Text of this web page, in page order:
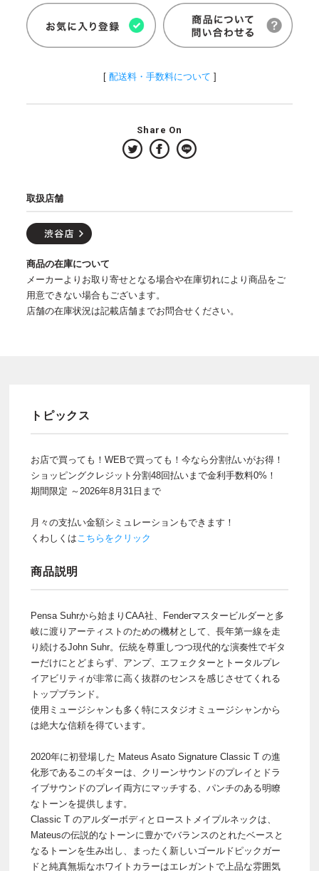
[ 配送料・手数料について ]
Share On
取扱店舗
商品の在庫について
メーカーよりお取り寄せとなる場合や在庫切れにより商品をご
用意できない場合もございます。
店舗の在庫状況は記載店舗までお問合せください。
トピックス
お店で買っても！WEBで買っても！今なら分割払いがお得！
ショッピングクレジット分割48回払いまで金利手数料0%！
期間限定 ～2026年8月31日まで
月々の支払い金額シミュレーションもできます！
くわしくはこちらをクリック
商品説明
Pensa Suhrから始まりCAA社、Fenderマスタービルダーと多
岐に渡りアーティストのための機材として、長年第一線を走
り続けるJohn Suhr。伝統を尊重しつつ現代的な演奏性でギタ
ーだけにとどまらず、アンプ、エフェクターとトータルプレ
イアビリティが非常に高く抜群のセンスを感じさせてくれる
トップブランド。
使用ミュージシャンも多く特にスタジオミュージシャンから
は絶大な信頼を得ています。
2020年に初登場した Mateus Asato Signature Classic T の進
化形であるこのギターは、クリーンサウンドのプレイとドラ
イブサウンドのプレイ両方にマッチする、パンチのある明瞭
なトーンを提供します。
Classic T のアルダーボディとローストメイプルネックは、
Mateusの伝説的なトーンに豊かでバランスのとれたベースと
なるトーンを生み出し、まったく新しいゴールドピックガー
ドと純真無垢なホワイトカラーはエレガントで上品な雰囲気